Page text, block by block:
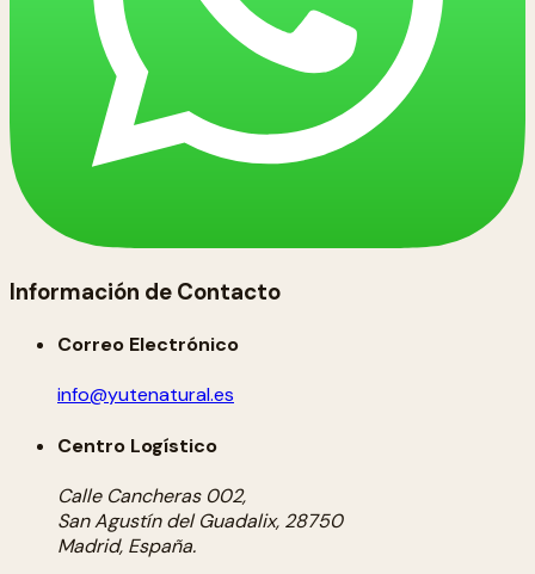
Información de Contacto
Correo Electrónico
info@yutenatural.es
Centro Logístico
Calle Cancheras 002,
San Agustín del Guadalix, 28750
Madrid, España.